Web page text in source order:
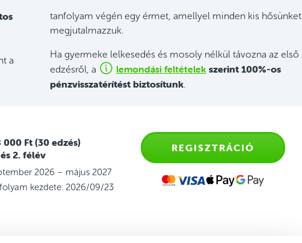
a
tanfolyam végén egy érmet, amellyel minden kis hősünket
megjutalmazzuk.
Ha gyermeke lelkesedés és mosoly nélkül távozna az első
edzésről, a
lemondási feltételek szerint 100%-os
pénzvisszatérítést biztosítunk.
000 Ft (30 edzés)
2. félév
2026 – május 2027
kezdete: 2026/09/23
REGISZTRÁCIÓ